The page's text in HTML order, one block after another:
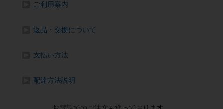
ご利用案内
返品・交換について
支払い方法
配達方法説明